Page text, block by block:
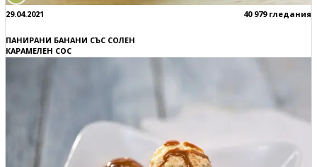
29.04.2021 40 979 гледания
ПАНИРАНИ БАНАНИ СЪС СОЛЕН
КАРАМЕЛЕН СОС